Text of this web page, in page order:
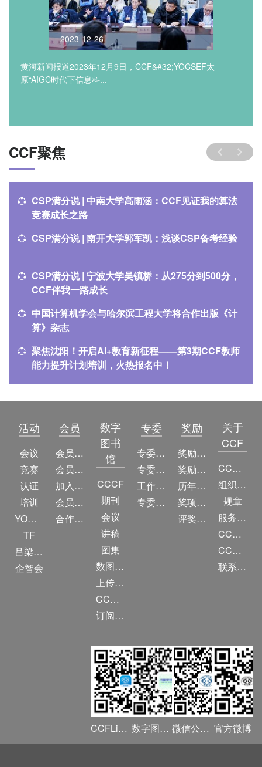
2023-12-26
黄河新闻报道2023年12月9日，CCF&#32;YOCSEF太
原“AIGC时代下信息科...
CCF聚焦
CSP满分说 | 中南大学高雨涵：CCF见证我的算法
竞赛成长之路
CSP满分说 | 南开大学郭军凯：浅谈CSP备考经验
CSP满分说 | 宁波大学吴镇桥：从275分到500分，
CCF伴我一路成长
中国计算机学会与哈尔滨工程大学将合作出版《计
算》杂志
聚焦沈阳！开启AI+教育新征程——第3期CCF教师
能力提升计划培训，火热报名中！
活动
会议
竞赛
认证
培训
YOCSEF
TF
吕梁振兴
企智会
会员
会员简介
会员权益
加入CCF
会员交费
合作伙伴
数字
图书
馆
CCCF
期刊
会议
讲稿
图集
数图编审委员会
上传/发布作品
CCF DL Focus
订阅《计算》
专委
专委简介
专委条例
工作问答
专委名单
奖励
奖励动态
奖励目录
历年获奖名单
奖项推荐
评奖条例
关于
CCF
CCF简介
组织机构
规章
服务项目
CCF大事记
CCF创建60周年
联系我们
CCFLink APP 数字图书馆 微信公众号 官方微博